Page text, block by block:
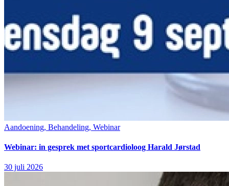
Aandoening, Behandeling, Webinar
Webinar: in gesprek met sportcardioloog Harald Jørstad
30 juli 2026